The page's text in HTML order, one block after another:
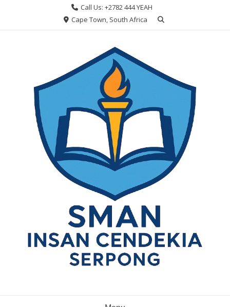
Call Us: +2782 444 YEAH
Cape Town, South Africa